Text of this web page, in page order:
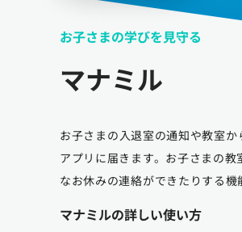
お子さまの学びを見守る
マナミル
お子さまの入退室の通知や教室か
アプリに届きます。お子さまの
なお休みの連絡ができたりする機
マナミルの詳しい使い方